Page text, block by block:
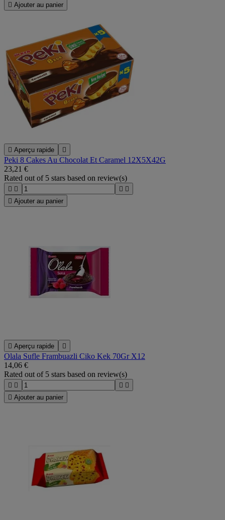
 Ajouter au panier
 Aperçu rapide 
Peki 8 Cakes Au Chocolat Et Caramel 12X5X42G
23,21 €
Rated out of 5 stars based on review(s)
   
 Ajouter au panier
 Aperçu rapide 
Olala Sufle Frambuazli Ciko Kek 70Gr X12
14,06 €
Rated out of 5 stars based on review(s)
   
 Ajouter au panier